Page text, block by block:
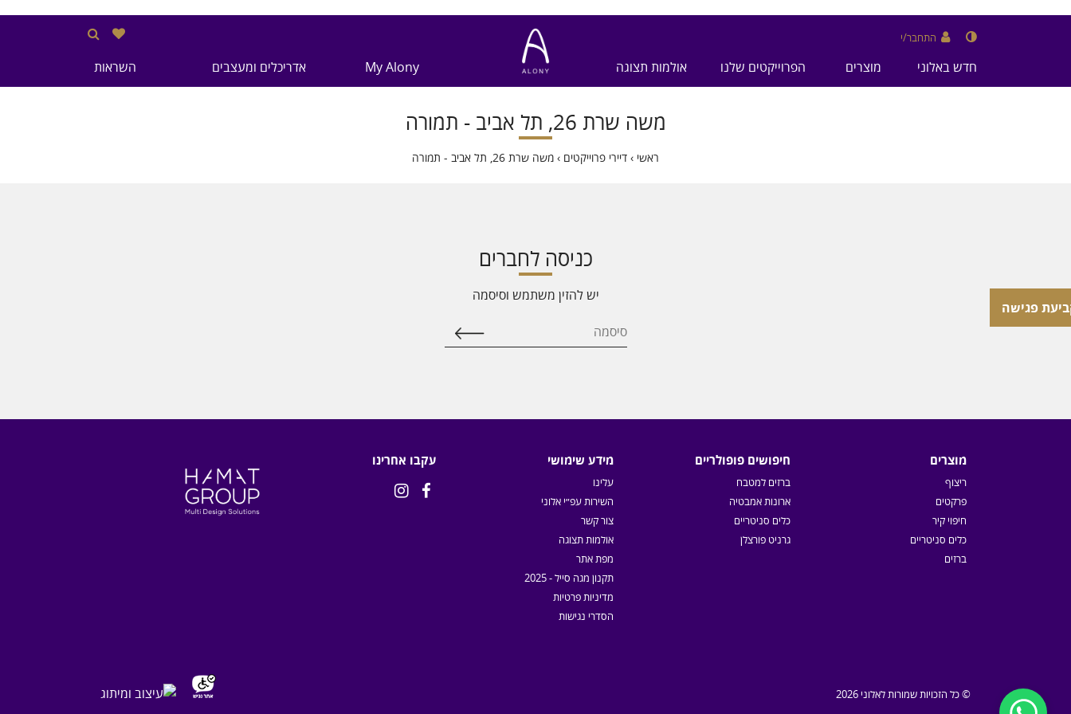
התחבר/י
חדש באלוני מוצרים הפרוייקטים שלנו אולמות תצוגה My Alony אדריכלים ומעצבים השראות
משה שרת 26, תל אביב - תמורה
ראשי › דיירי פרוייקטים › משה שרת 26, תל אביב - תמורה
כניסה לחברים
יש להזין משתמש וסיסמה
פגישה
מוצרים
ריצוף
פרקטים
חיפוי קיר
כלים סניטריים
ברזים
חיפושים פופולריים
ברזים למטבח
ארונות אמבטיה
כלים סניטריים
גרניט פורצלן
מידע שימושי
עלינו
השירות עפ״י אלוני
צור קשר
אולמות תצוגה
מפת אתר
תקנון מגה סייל - 2025
מדיניות פרטיות
הסדרי נגישות
עקבו אחרינו


© כל הזכויות שמורות לאלוני 2026